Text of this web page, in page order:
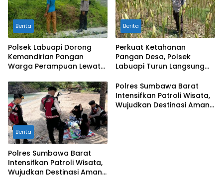
Berita
Polsek Labuapi Dorong
Kemandirian Pangan
Warga Perampuan Lewat
Rumah
Berita
Perkuat Ketahanan
Pangan Desa, Polsek
Labuapi Turun Langsung
Berita
Polres Sumbawa Barat
Intensifkan Patroli Wisata,
Wujudkan Destinasi Aman
Polres Sumbawa Barat
Intensifkan Patroli Wisata,
Wujudkan Destinasi Aman